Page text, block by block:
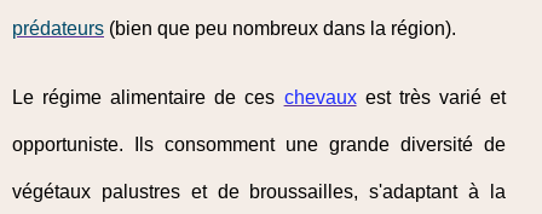
prédateurs (bien que peu nombreux dans la région).
Le régime alimentaire de ces chevauxest très varié et
opportuniste. Ils consomment une grande diversité de
végétaux palustres et de broussailles, s'adaptant à la